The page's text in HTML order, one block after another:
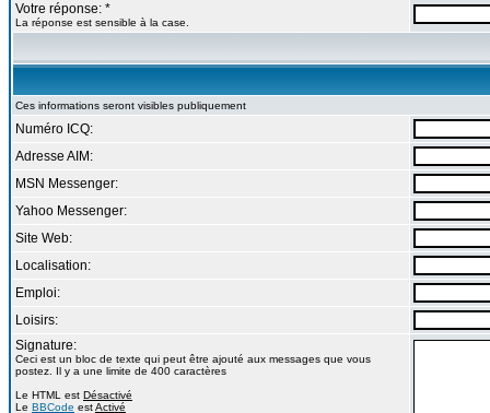
Votre réponse: *
La réponse est sensible à la case.
Ces informations seront visibles publiquement
Numéro ICQ:
Adresse AIM:
MSN Messenger:
Yahoo Messenger:
Site Web:
Localisation:
Emploi:
Loisirs:
Signature:
Ceci est un bloc de texte qui peut être ajouté aux messages que vous
postez. Il y a une limite de 400 caractères
Le HTML est Désactivé
Le BBCode estActivé